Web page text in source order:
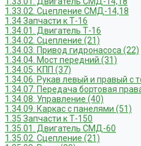
1.33.02. Сцепление СМД-14,18
1.34 Запчасти к Т-16
1.34.01. Двигатель Т-16
1.34.02. Сцепление (21)
1.34.03. Привод гидронасоса (22)
1.34.04. Мост передний (31)
1.34.05. КПП (37)
1.34.06. Рукав левый и правый с
1.34.07. Передача бортовая
1.34.08. Управление (40)
1.34.09. Каркас с панелями (51)
1.35 Запчасти к Т-150
1.35.01. Двигатель СМД-60
1.35.02. Сцепление (21)